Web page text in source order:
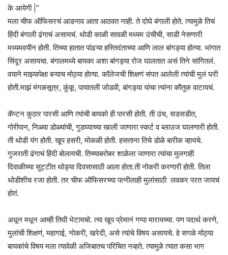
के आयेगी |”
मला चीफ ऑफिसरचं आडनाव आता आठवत नाही. ते दोघे बंगाली होते. त्यामुळे तिचं
हिंदी बंगाली ढंगाचं असायचं. थोडी काळी सावळी मध्यम उंचीची, साडी नेसणारी
मध्यमवयीन होती. तिच्या हातात पांढऱ्या हस्तिदंताच्या आणि लाल बांगड्या होत्या. भांगात
सिंदूर असायचा. बंगालमध्ये बायका अशा बांगड्या रोज घालतात असं तिने सांगितलं.
वयाने माझ्यापेक्षा बऱ्याच मोठ्या होत्या. कॉलेजची शिक्षणं संपत आलेली त्यांची मुलं घरी
होती.माझं मंगळसूत्र, कुंकू, पायातली जोडवी, बांगड्या यांचा त्यांना कौतुक वाटायचं.
कॅप्टन कुठार पारसी आणि त्यांची बायको ही पारसी होती. ती उंच, सडसडीत,
गोरीपान, निळ्या डोळ्यांची, गुडघ्याच्या खाली जाणारा स्कर्ट व ब्लाउज घालणारी होती.
ती थोडी यंग होती. खूप हसरी, मोकळी होती. हसताना तिचे डोळे बारीक व्हायचे.
गुजराती ढंगाचं हिंदी बोलायची. तिच्याबरोबर शाळेला जाणारा त्यांचा मुलगाही
दिवाळीच्या सुट्टीत थोड्या दिवसासाठी आला होता.ती नोकरी करणारी होती. तिला
थोडीशीच रजा होती. तर चीफ ऑफिसरच्या पत्नीलाही मुलांसाठी लवकर परत जायचं
होतं.
अधून मधून आम्ही तिघी भेटायचो. त्या खूप प्रेमानं गप्पा मारायच्या. पण पदार्थ करणे,
मुलांची शिक्षणं, महागाई, नोकरी, खरेदी, असे त्यांचे विषय असायचे. हे सगळे मोठ्या
बायकांचे विषय मला त्यावेळी अजिबातच परिचित नव्हते. त्यामुळे त्यात कसा भाग